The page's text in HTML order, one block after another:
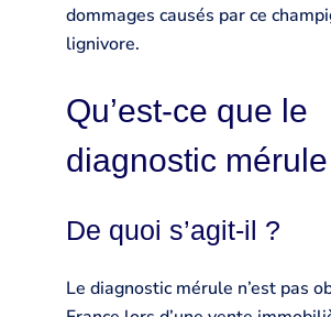
dommages causés par ce
lignivore.
Qu’est-ce que le
diagnostic
De quoi s’agit-il ?
Le diagnostic mérule n’est pas